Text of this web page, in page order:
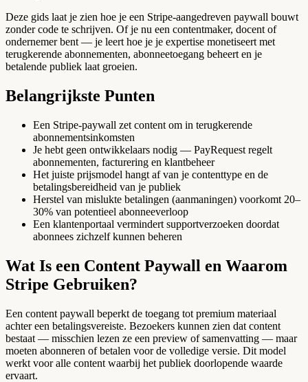
Deze gids laat je zien hoe je een Stripe-aangedreven paywall bouwt
zonder code te schrijven. Of je nu een contentmaker, docent of
ondernemer bent — je leert hoe je je expertise monetiseert met
terugkerende abonnementen, abonneetoegang beheert en je
betalende publiek laat groeien.
Belangrijkste Punten
Een Stripe-paywall zet content om in terugkerende
abonnementsinkomsten
Je hebt geen ontwikkelaars nodig — PayRequest regelt
abonnementen, facturering en klantbeheer
Het juiste prijsmodel hangt af van je contenttype en de
betalingsbereidheid van je publiek
Herstel van mislukte betalingen (aanmaningen) voorkomt 20–
30% van potentieel abonneeverloop
Een klantenportaal vermindert supportverzoeken doordat
abonnees zichzelf kunnen beheren
Wat Is een Content Paywall en Waarom
Stripe Gebruiken?
Een content paywall beperkt de toegang tot premium materiaal
achter een betalingsvereiste. Bezoekers kunnen zien dat content
bestaat — misschien lezen ze een preview of samenvatting — maar
moeten abonneren of betalen voor de volledige versie. Dit model
werkt voor alle content waarbij het publiek doorlopende waarde
ervaart.